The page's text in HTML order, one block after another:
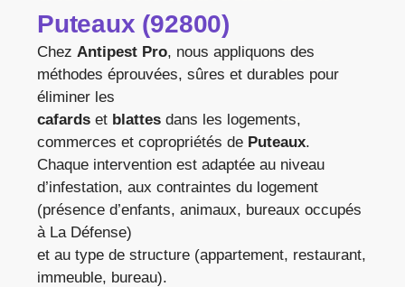
Puteaux (92800)
Chez Antipest Pro, nous appliquons des
méthodes éprouvées, sûres et durables pour
éliminer les
cafards et blattes dans les logements,
commerces et copropriétés de Puteaux.
Chaque intervention est adaptée au niveau
d’infestation, aux contraintes du logement
(présence d’enfants, animaux, bureaux occupés
à La Défense)
et au type de structure (appartement, restaurant,
immeuble, bureau).